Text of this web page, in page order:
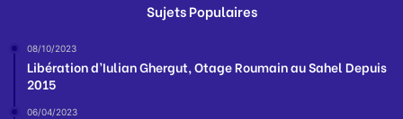
Sujets Populaires
08/10/2023
Libération d’Iulian Ghergut, Otage Roumain au Sahel Depuis
2015
06/04/2023